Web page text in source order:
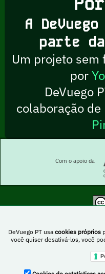
DeVuego PT usa cookies próprios
você quiser desativá-los, você
A
parte da
Um projeto
por
DeVuego
colaboração de
Com o apoio da